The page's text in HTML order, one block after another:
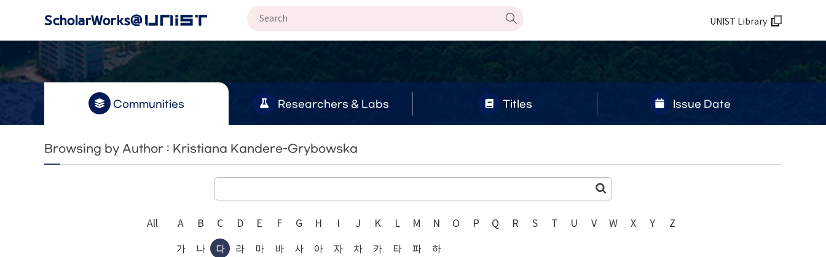
UNIST Library
Communities Researchers & Labs Titles Issue Date
Browsing by Author : Kristiana Kandere-Grybowska
All A B C D E F G H I J K L M N O P Q R S T U V W X Y Z
가 나 다 라 마 바 사 아 자 차 카 타 파 하